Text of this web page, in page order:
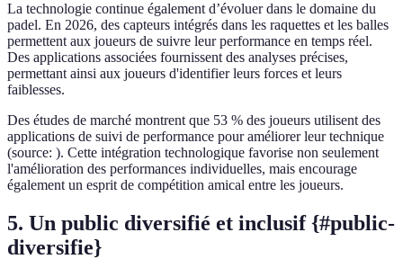
La technologie continue également d’évoluer dans le domaine du
padel. En 2026, des capteurs intégrés dans les raquettes et les balles
permettent aux joueurs de suivre leur performance en temps réel.
Des applications associées fournissent des analyses précises,
permettant ainsi aux joueurs d'identifier leurs forces et leurs
faiblesses.
Des études de marché montrent que 53 % des joueurs utilisent des
applications de suivi de performance pour améliorer leur technique
(source: ). Cette intégration technologique favorise non seulement
l'amélioration des performances individuelles, mais encourage
également un esprit de compétition amical entre les joueurs.
5. Un public diversifié et inclusif {#public-
diversifie}